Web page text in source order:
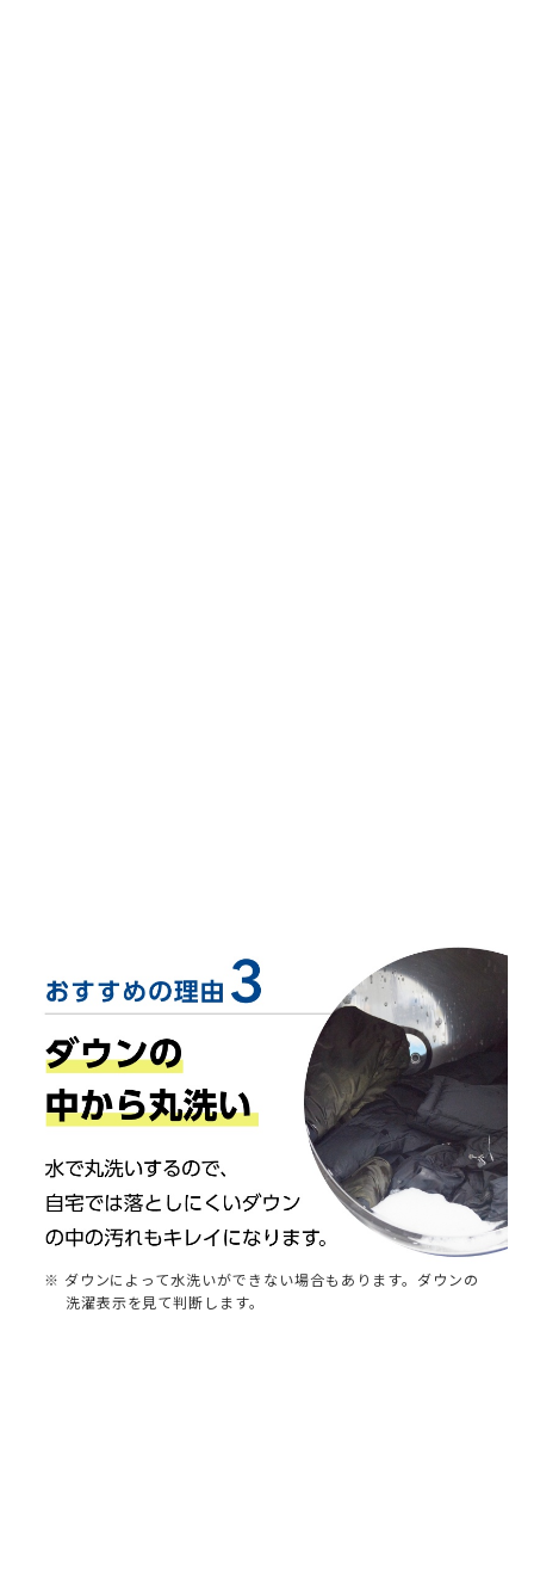
※ ダウンによって水洗いができない場合もあります。ダウンの
洗濯表示を見て判断します。